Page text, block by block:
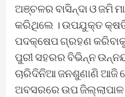
ଅଞ୍ଚଳର ବାସିନ୍ଦା ଓ ଜମି
କରିଥିଲେ । ଉପଯୁକ୍ତ
ପଦକ୍ଷେପ ଗ୍ରହଣ କରିବାକୁ
ପୁରୀ ସହରର ବିଭିନ୍ନ
ଚାରିଦିନିଆ ଜନଶୁଣାଣି ଆଜି
ଅବସରରେ ଉପ ଜିଲ୍ଲାପାଳ